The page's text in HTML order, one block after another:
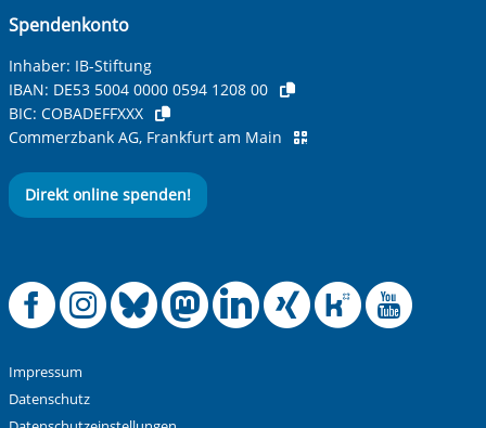
Spendenkonto
Inhaber: IB-Stiftung
IBAN: DE53 5004 0000 0594 1208 00
BIC: COBADEFFXXX
Commerzbank AG, Frankfurt am Main
Direkt online spenden!
Offizielle
Offizielle
Offizielle
Offizielle
Offizielle
Impressum
Datenschutz